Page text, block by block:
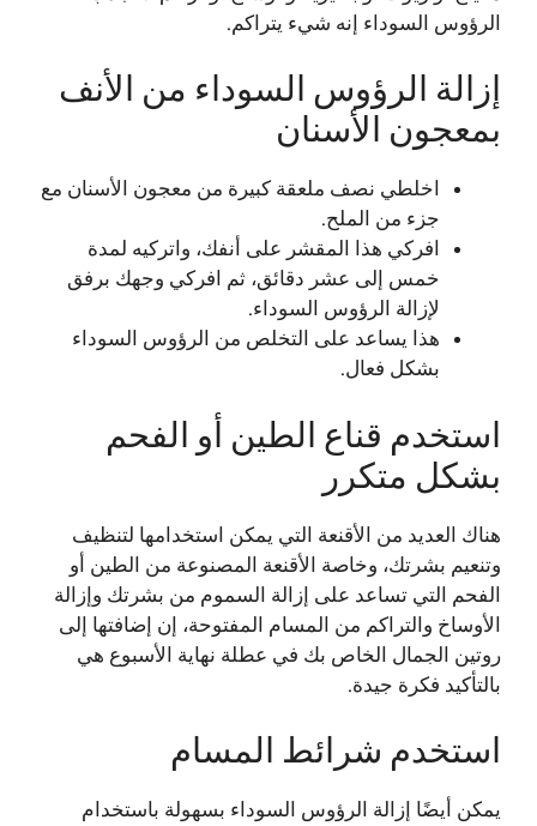
الرؤوس السوداء إنه شيء يتراكم.
إزالة الرؤوس السوداء من الأنف
بمعجون الأسنان
اخلطي نصف ملعقة كبيرة من معجون الأسنان مع
جزء من الملح.
افركي هذا المقشر على أنفك، واتركيه لمدة
خمس إلى عشر دقائق، ثم افركي وجهك برفق
لإزالة الرؤوس السوداء.
هذا يساعد على التخلص من الرؤوس السوداء
بشكل فعال.
استخدم قناع الطين أو الفحم
بشكل متكرر
هناك العديد من الأقنعة التي يمكن استخدامها لتنظيف
وتنعيم بشرتك، وخاصة الأقنعة المصنوعة من الطين أو
الفحم التي تساعد على إزالة السموم من بشرتك وإزالة
الأوساخ والتراكم من المسام المفتوحة، إن إضافتها إلى
روتين الجمال الخاص بك في عطلة نهاية الأسبوع هي
بالتأكيد فكرة جيدة.
استخدم شرائط المسام
يمكن أيضًا إزالة الرؤوس السوداء بسهولة باستخدام